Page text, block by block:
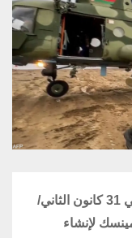
طلب الرئيس الروسي فلاديمير بوتين في 31 كانون الثاني/
لإنشاء